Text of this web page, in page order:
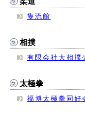
隻流館
相撲
有限会社大相撲
太極拳
福博太極拳同好